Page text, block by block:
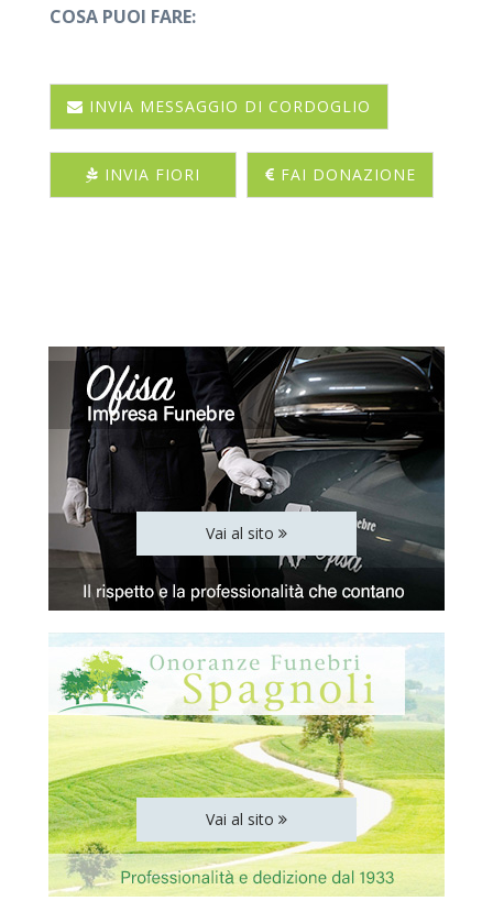
COSA PUOI FARE:
INVIA MESSAGGIO DI CORDOGLIO
INVIA FIORI FAI DONAZIONE
Vai al sito
Vai al sito